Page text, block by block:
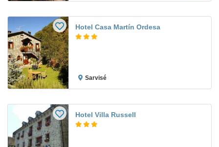
Hotel Casa Martín Ordesa
Sarvisé
Hotel Villa Russell